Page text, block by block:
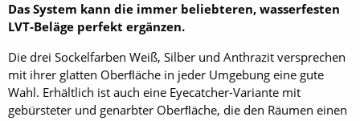
Das System kann die immer beliebteren, wasserfesten
LVT-Beläge perfekt ergänzen.
Die drei Sockelfarben Weiß, Silber und Anthrazit versprechen
mit ihrer glatten Oberﬂäche in jeder Umgebung eine gute
Wahl. Erhältlich ist auch eine Eyecatcher-Variante mit
gebürsteter und genarbter Oberﬂäche, die den Räumen einen